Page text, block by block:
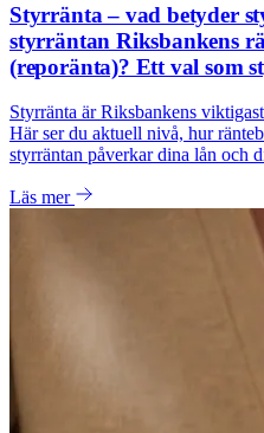
Styrränta – vad betyder
styrräntan Riksbankens
(reporänta)? Ett val som
Styrränta är Riksbankens
Här ser du aktuell nivå, hur
styrräntan påverkar dina lån och
Läs mer